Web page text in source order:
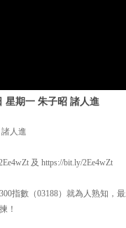
星期一 朱子昭 諸人進
人進
及 https://bit.ly/2Ee4wZt
指數（03188）就為人熟知，
！